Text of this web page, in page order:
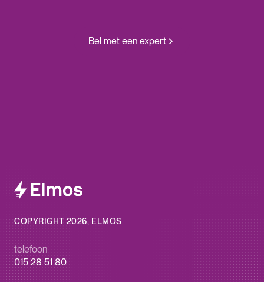
Bel met een expert
COPYRIGHT 2026, ELMOS
telefoon
015 28 51 80